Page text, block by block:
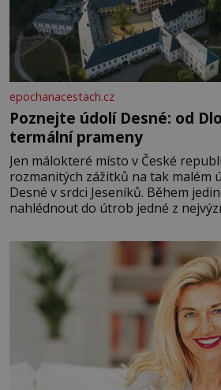
epochanacestach.cz
Poznejte údolí Desné: od
termální prameny
Jen málokteré místo v České
rozmanitých zážitků na tak malém
Desné v srdci Jeseníků. Během
nahlédnout do útrob jedné z
se na koloběžce a den zakončit
Velkých Losinách nebo v termálním